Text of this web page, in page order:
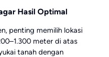
Hasil Optimal
penting memilih lokasi
meter di atas
tanah dengan